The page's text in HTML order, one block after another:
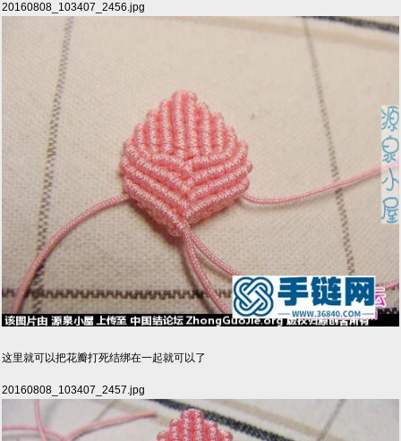
20160808_103407_2456.jpg
这里就可以把花瓣打死结绑在一起就可以了
20160808_103407_2457.jpg